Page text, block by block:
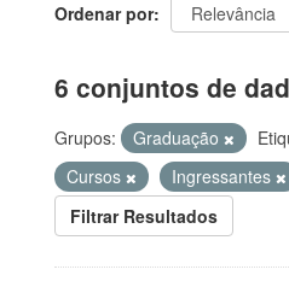
Ordenar por
6 conjuntos de
Grupos: Graduação
Cursos
Ingressantes
Filtrar Resultados